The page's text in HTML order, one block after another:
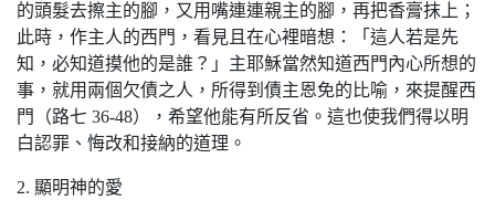
的頭髮去擦主的腳，又用嘴連連親主的腳，再把香膏抹上；
此時，作主人的西門，看見且在心裡暗想：「這人若是先
知，必知道摸他的是誰？」主耶穌當然知道西門內心所想的
事，就用兩個欠債之人，所得到債主恩免的比喻，來提醒西
門（路七 36-48），希望他能有所反省。這也使我們得以明
白認罪、悔改和接納的道理。
2. 顯明神的愛